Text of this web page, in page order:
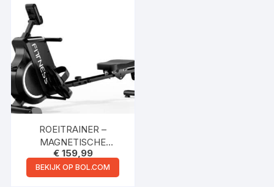
– INKLAPBAAR – FULL
BODY WORKOUT –
BLUETOOTH APP &
LCD MONITOR – MAX.
200 KG – VOOR THUIS &
SPORTSCHOOL
ROEITRAINER –
MAGNETISCHE
ROEIMACHINE – MET
LCD-SCHERM EN 16
WEERSTANDSNIVEAUS
€159,99
BEKIJK OP BOL.COM